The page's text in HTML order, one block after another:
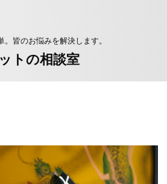
。皆のお悩みを解決します。
トの相談室